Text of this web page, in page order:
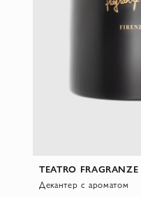
TEATRO FRAGRANZE
Декантер с ароматом